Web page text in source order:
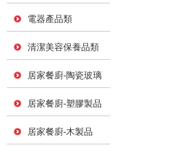
電器產品類
清潔美容保養品類
居家餐廚-陶瓷玻璃
居家餐廚-塑膠製品
居家餐廚-木製品